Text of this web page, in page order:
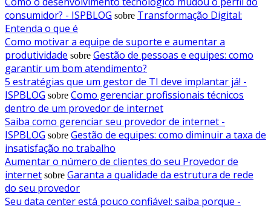
consumidor? - ISPBLOG sobre Transformação Digital:
Entenda o que é
Como motivar a equipe de suporte e aumentar a
produtividade sobre Gestão de pessoas e equipes: como
garantir um bom atendimento?
5 estratégias que um gestor de TI deve implantar já! -
ISPBLOG sobre Como gerenciar profissionais técnicos
dentro de um provedor de internet
Saiba como gerenciar seu provedor de internet -
ISPBLOG sobre Gestão de equipes: como diminuir a taxa de
insatisfação no trabalho
Aumentar o número de clientes do seu Provedor de
internet sobre Garanta a qualidade da estrutura de rede
do seu provedor
Seu data center está pouco confiável: saiba porque -